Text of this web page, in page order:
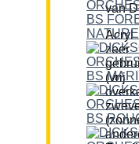
van